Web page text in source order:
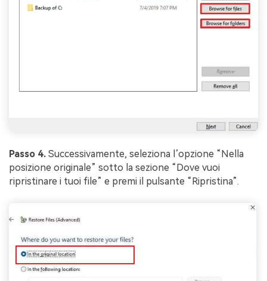
Passo 4. Successivamente, seleziona l’opzione “Nella
posizione originale” sotto la sezione “Dove vuoi
ripristinare i tuoi file” e premi il pulsante “Ripristina”.